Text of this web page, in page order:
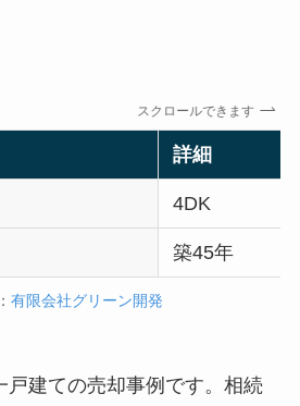
スクロールできます
詳細
4DK
築45年
有限会社グリーン開発
戸建ての売却事例です。相続